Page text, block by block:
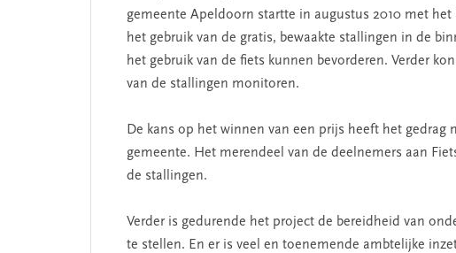
gemeente Apeldoorn startte in augustus 2010 met
het gebruik van de gratis, bewaakte stallingen in de
het gebruik van de fiets kunnen bevorderen. Verder
van de stallingen monitoren.
De kans op het winnen van een prijs heeft het gedrag
gemeente. Het merendeel van de deelnemers aan
de stallingen.
Verder is gedurende het project de bereidheid van
te stellen. En er is veel en toenemende ambtelijke